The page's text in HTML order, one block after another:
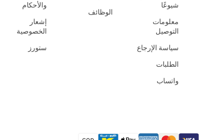
شيوعًا
معلومات
التوصيل
سياسة الإرجاع
الطلبات
واتساب
الوظائف
والأحكام
إشعار
الخصوصية
ستورز